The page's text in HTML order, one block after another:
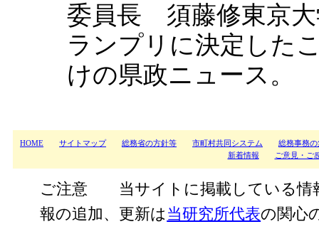
委員長 須藤修東京大
ランプリに決定した
けの県政ニュース。
HOME サイトマップ 総務省の方針等 市町村共同システム
総務事務
新着情報
ご意見・ご
ご注意 当サイトに掲載している情
報の追加、更新は 当研究所代表の関心